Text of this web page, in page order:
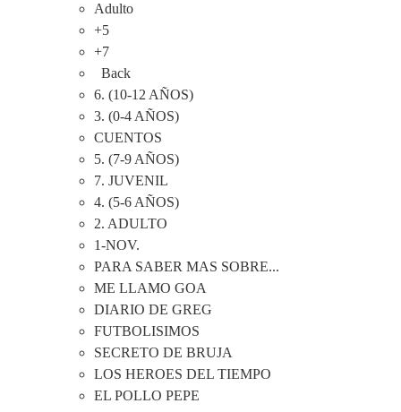
Adulto
+5
+7
Back
6. (10-12 AÑOS)
3. (0-4 AÑOS)
CUENTOS
5. (7-9 AÑOS)
7. JUVENIL
4. (5-6 AÑOS)
2. ADULTO
1-NOV.
PARA SABER MAS SOBRE...
ME LLAMO GOA
DIARIO DE GREG
FUTBOLISIMOS
SECRETO DE BRUJA
LOS HEROES DEL TIEMPO
EL POLLO PEPE